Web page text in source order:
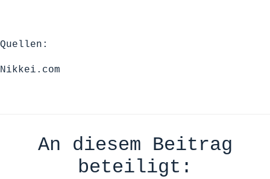
Quellen:
Nikkei.com
An diesem Beitrag
beteiligt: